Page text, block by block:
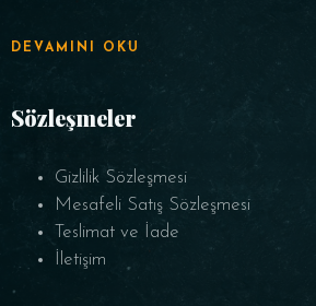
DEVAMINI OKU
Sözleşmeler
Gizlilik Sözleşmesi
Mesafeli Satış Sözleşmesi
Teslimat ve İade
İletişim